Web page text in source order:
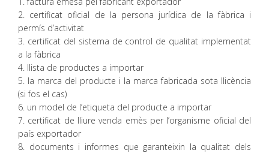
2. certificat oficial de la persona jurídica de la fàbrica i
permís d’activitat
3. certificat del sistema de control de qualitat implementat
a la fàbrica
4. llista de productes a importar
5. la marca del producte i la marca fabricada sota llicència
(si fos el cas)
6. un model de l’etiqueta del producte a importar
7. certificat de lliure venda emès per l’organisme oficial del
país exportador
8. documents i informes que garanteixin la qualitat dels